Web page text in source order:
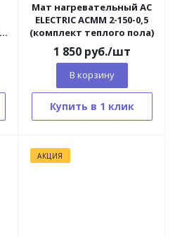
Мат нагревательный AC
ELECTRIC ACMM 2-150-0,5
(комплект теплого пола)
1 850руб./шт
В корзину
Купить в 1 клик
АКЦИЯ